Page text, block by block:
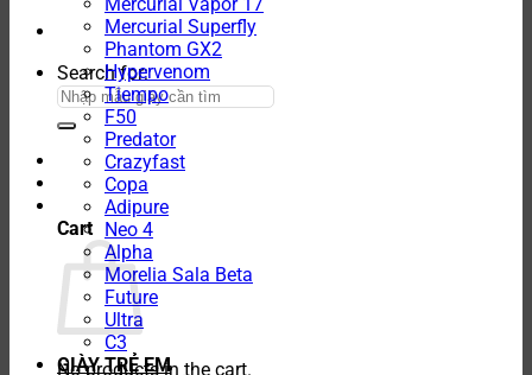
Search for:
Cart
No products in the cart.
Mercurial Superfly
Phantom GX2
Hypervenom
Tiempo
F50
Predator
Crazyfast
Copa
Adipure
Neo 4
Alpha
Morelia Sala Beta
Future
Ultra
C3
GIÀY TRẺ EM